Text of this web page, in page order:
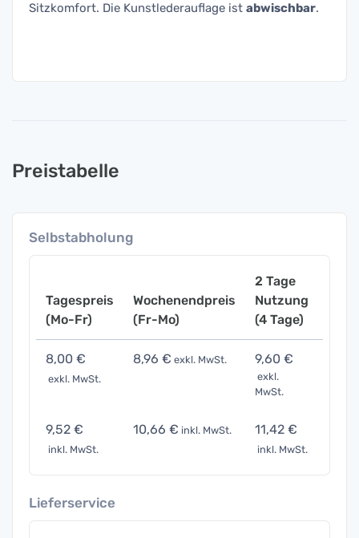
Sitzkomfort. Die Kunstlederauflage ist abwischbar.
Preistabelle
Selbstabholung
Tagespreis
(Mo-Fr)
Wochenendpreis
(Fr-Mo)
2 Tage
Nutzung
(4 Tage)
8,00 €
exkl. MwSt.
8,96 € exkl. MwSt. 9,60 €
exkl.
MwSt.
9,52 €
inkl. MwSt.
10,66 € inkl. MwSt. 11,42 €
inkl. MwSt.
Lieferservice